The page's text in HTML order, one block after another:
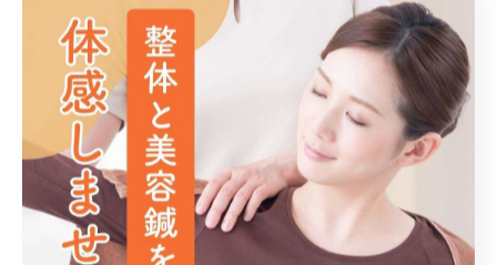
疲労が蓄積しやすい環境です。南福岡駅の整骨院では、
これらの疲労を効果的に回復する施術を提供していま
す。特に、鍼灸は筋肉の緊張を緩和し、血行を良くする
ことで、疲労物質の排出を促します。また、整骨院で
は、正しい姿勢を保つためのアドバイスや、自宅ででき
る簡単なストレッチ方法も指導しています。これによっ
て、日常的に身体をケアし、仕事による疲労を未然に防